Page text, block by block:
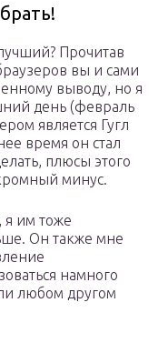
Прочитав
вы и сами
выводу, но я
день (февраль
является Гугл
время он стал
плюсы этого
минус.
я им тоже
Он также мне
намного
любом другом